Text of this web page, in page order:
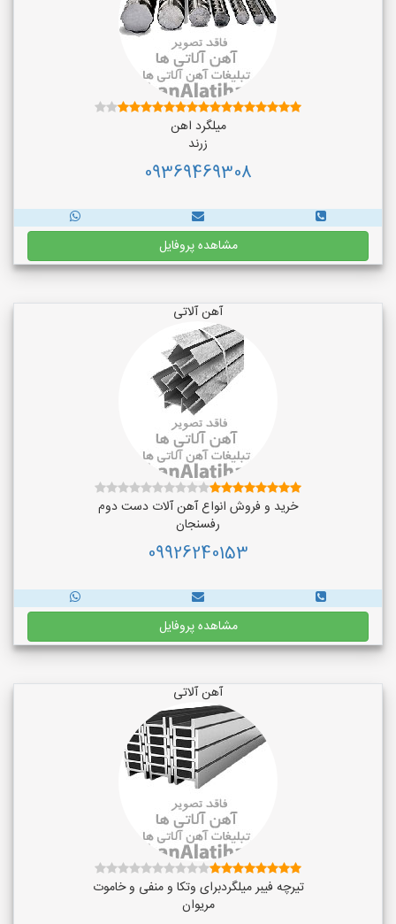
میلگرد اهن
زرند
09369469308
مشاهده پروفایل
آهن آلاتی
خرید و فروش انواع آهن آلات دست دوم
رفسنجان
09926240153
مشاهده پروفایل
آهن آلاتی
تیرچه فیبر میلگردبرای وتکا و منفی و خاموت
مریوان